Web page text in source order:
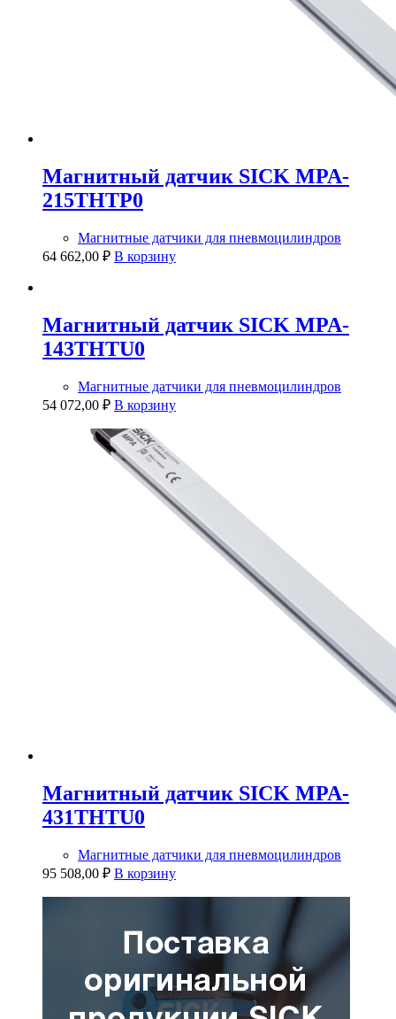
Магнитный датчик SICK MPA-
215THTP0
Магнитные датчики для пневмоцилиндров
64 662,00 ₽ В корзину
Магнитный датчик SICK MPA-
143THTU0
Магнитные датчики для пневмоцилиндров
54 072,00 ₽ В корзину
Магнитный датчик SICK MPA-
431THTU0
Магнитные датчики для пневмоцилиндров
95 508,00 ₽ В корзину